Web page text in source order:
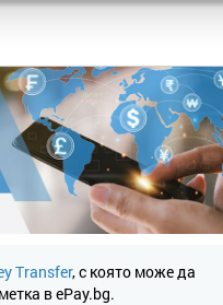
Transfer, с която може да
в ePay.bg.